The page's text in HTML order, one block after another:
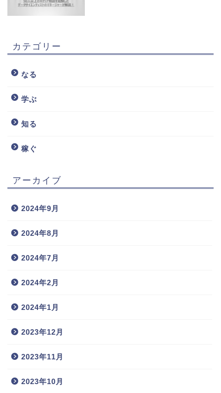
カテゴリー
なる
学ぶ
知る
稼ぐ
アーカイブ
2024年9月
2024年8月
2024年7月
2024年2月
2024年1月
2023年12月
2023年11月
2023年10月